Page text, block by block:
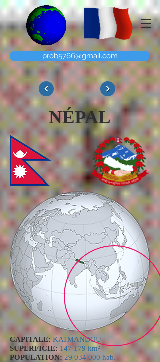
prob5766@gmail.com
NÉPAL
CAPITALE: KATMANDOU
SUPERFICIE: 147 179 km²
POPULATION: 29 034 000 hab.